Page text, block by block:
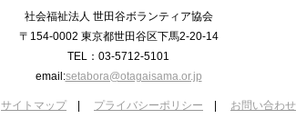
社会福祉法人 世田谷ボランティア協会
〒154-0002 東京都世田谷区下馬2-20-14
TEL：03-5712-5101
email:setabora@otagaisama.or.jp
サイトマップ プライバシーポリシー お問い合わせ